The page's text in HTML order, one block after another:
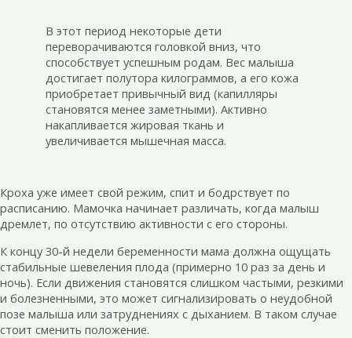
В этот период некоторые дети
переворачиваются головкой вниз, что
способствует успешным родам. Вес малыша
достигает полутора килограммов, а его кожа
приобретает привычный вид (капилляры
становятся менее заметными). Активно
накапливается жировая ткань и
увеличивается мышечная масса.
Кроха уже имеет свой режим, спит и бодрствует по
расписанию. Мамочка начинает различать, когда малыш
дремлет, по отсутствию активности с его стороны.
К концу 30-й недели беременности мама должна ощущать
стабильные шевеления плода (примерно 10 раз за день и
ночь). Если движения становятся слишком частыми, резкими
и болезненными, это может сигнализировать о неудобной
позе малыша или затруднениях с дыханием. В таком случае
стоит сменить положение.